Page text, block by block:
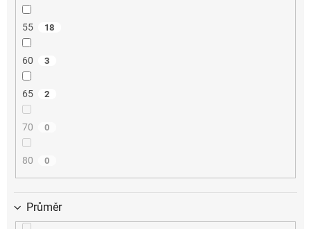
55 18
60 3
65 2
70 0
80 0
Průměr